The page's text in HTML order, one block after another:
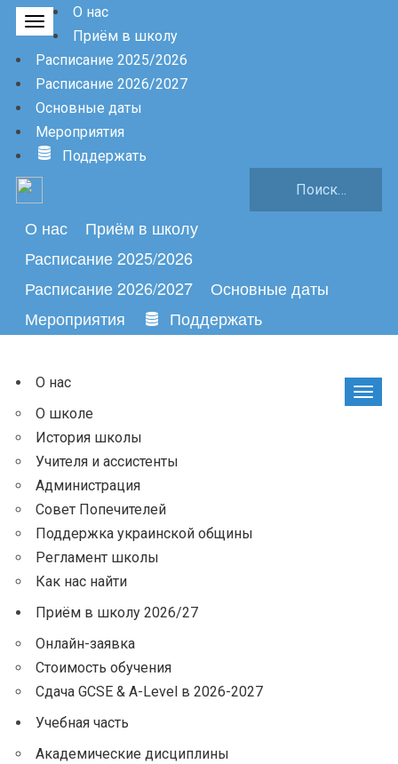
О нас
Приём в школу
Расписание 2025/2026
Расписание 2026/2027
Основные даты
Мероприятия
Поддержать
О нас
Приём в школу
Расписание 2025/2026
Расписание 2026/2027
Основные даты
Мероприятия
Поддержать
О нас
О школе
История школы
Учителя и ассистенты
Администрация
Совет Попечителей
Поддержка украинской общины
Регламент школы
Как нас найти
Приём в школу 2026/27
Онлайн-заявка
Стоимость обучения
Сдача GCSE & A-Level в 2026-2027
Учебная часть
Академические дисциплины